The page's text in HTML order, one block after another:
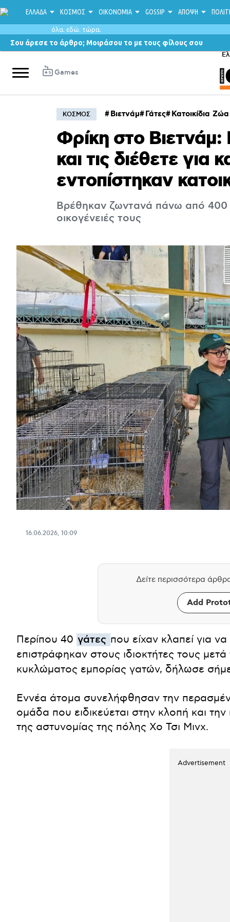
ΕΛΛΑΔΑ ΚΟΣΜΟΣ ΟΙΚΟΝΟΜΙΑ GOSSIP ΑΠΟΨΗ
όλα. εδώ. τώρα.
Σου άρεσε το άρθρο; Μοιράσου το με τους φίλους σου